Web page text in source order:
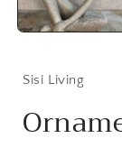
Sisi Living